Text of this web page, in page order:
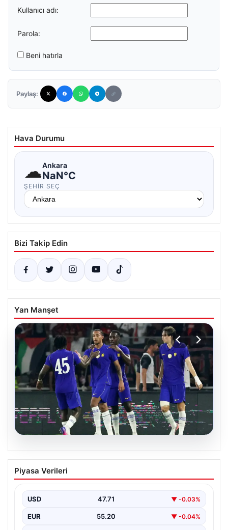
Kullanıcı adı:
Parola:
Beni hatırla
Paylaş:
Hava Durumu
☁Ankara
NaN°C
ŞEHIR SEÇ
Bizi Takip Edin
Yan Manşet
08.08.2026
Chelsea, Milan Karşısında Hazırlık
Maçında Fark Yarattı
maçında İtalya'nın köklü takımlarından Milan'ı 3-0
mağlup ederek…
Piyasa Verileri
USD 47.71 ▼ -0.03%
EUR 55.20 ▼ -0.04%